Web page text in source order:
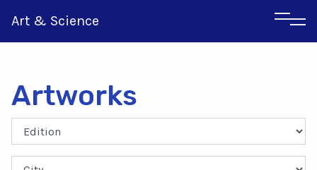
Art & Science
Greek
Artworks